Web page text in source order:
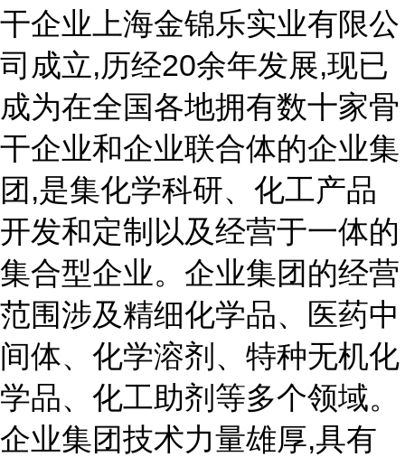
干企业上海金锦乐实业有限公
司成立,历经20余年发展,现已
成为在全国各地拥有数十家骨
干企业和企业联合体的企业集
团,是集化学科研、化工产品
开发和定制以及经营于一体的
集合型企业。企业集团的经营
范围涉及精细化学品、医药中
间体、化学溶剂、特种无机化
学品、化工助剂等多个领域。
企业集团技术力量雄厚,具有